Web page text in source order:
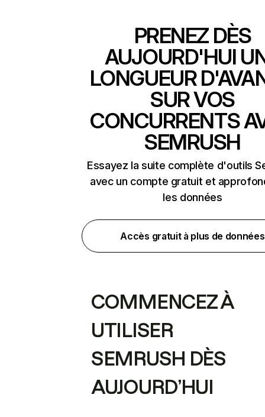
PRENEZ DÈS
AUJOURD'HUI
LONGUEUR
SUR VOS
CONCURRENTS
SEMRUSH
Essayez la suite complète d'outils
avec un compte gratuit et
les données
Accès gratuit à plus de données
COMMENCEZ À
UTILISER
SEMRUSH DÈS
AUJOURD’HUI